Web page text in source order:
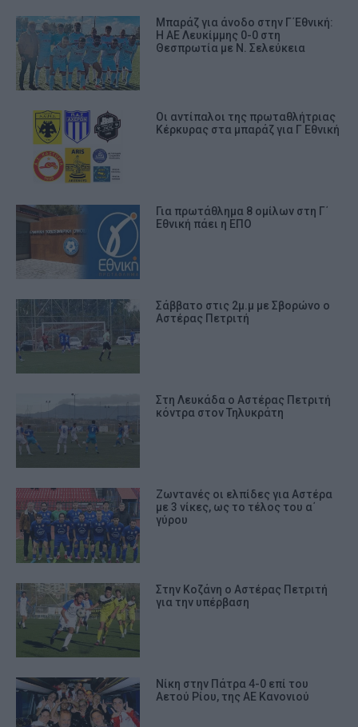
Μπαράζ για άνοδο στην Γ΄Εθνική:
Η ΑΕ Λευκίμμης 0-0 στη
Θεσπρωτία με Ν. Σελεύκεια
Οι αντίπαλοι της πρωταθλήτριας
Κέρκυρας στα μπαράζ για Γ Εθνική
Για πρωτάθλημα 8 ομίλων στη Γ΄
Εθνική πάει η ΕΠΟ
Σάββατο στις 2μ.μ με Σβορώνο ο
Αστέρας Πετριτή
Στη Λευκάδα ο Αστέρας Πετριτή
κόντρα στον Τηλυκράτη
Ζωντανές οι ελπίδες για Αστέρα
με 3 νίκες, ως το τέλος του α΄
γύρου
Στην Κοζάνη ο Αστέρας Πετριτή
για την υπέρβαση
Νίκη στην Πάτρα 4-0 επί του
Αετού Ρίου, της ΑΕ Κανονιού